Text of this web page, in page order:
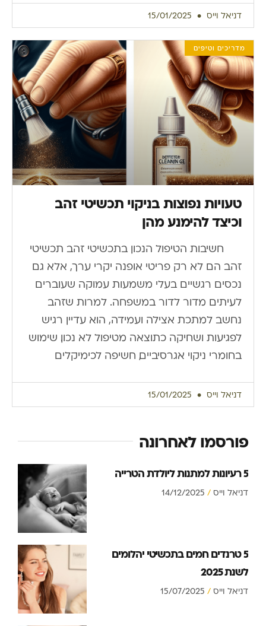
דניאל וייס
מדריכים וטיפים
טעויות נפוצות בניקוי תכשיטי זהב
וכיצד להימנע מהן
חשיבות הטיפול הנכון בתכשיטי זהב תכשיטי
זהב הם לא רק פריטי אופנה יקרי ערך, אלא גם
נכסים רגשיים בעלי משמעות עמוקה שעוברים
לעיתים מדור לדור במשפחה. למרות שזהב
נחשב למתכת אצילה ועמידה, הוא עדיין רגיש
לפגיעות ושחיקה כתוצאה מטיפול לא נכון. שימוש
בחומרי ניקוי אגרסיביים, חשיפה לכימיקלים
דניאל וייס
פורסמו לאחרונה
5 רעיונות למתנות ליולדת הטרייה
דניאל וייס
5 טרנדים חמים בתכשיטי יהלומים
לשנת 2025
דניאל וייס